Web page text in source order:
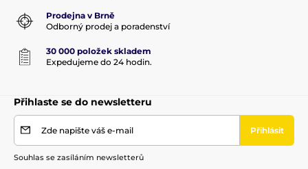
Prodejna v Brně
Odborný prodej a poradenství
30 000 položek skladem
Expedujeme do 24 hodin.
Přihlaste se do newsletteru
Zde napište váš e-mail Přihlásit
Souhlas se zasíláním newsletterů